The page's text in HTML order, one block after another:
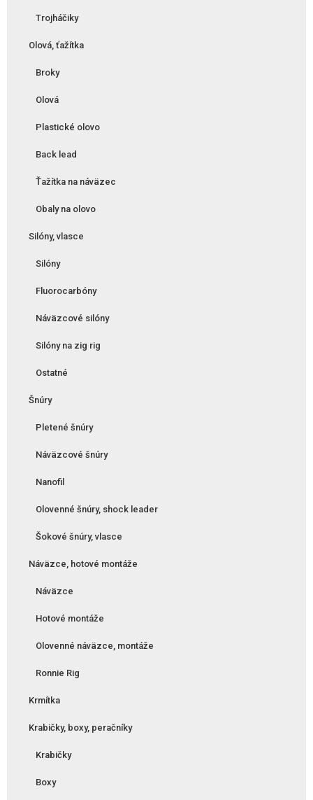
Trojháčiky
Olová, ťažítka
Broky
Olová
Plastické olovo
Back lead
Ťažítka na náväzec
Obaly na olovo
Silóny, vlasce
Silóny
Fluorocarbóny
Náväzcové silóny
Silóny na zig rig
Ostatné
Šnúry
Pletené šnúry
Náväzcové šnúry
Nanofil
Olovenné šnúry, shock leader
Šokové šnúry, vlasce
Náväzce, hotové montáže
Náväzce
Hotové montáže
Olovenné náväzce, montáže
Ronnie Rig
Krmítka
Krabičky, boxy, peračníky
Krabičky
Boxy